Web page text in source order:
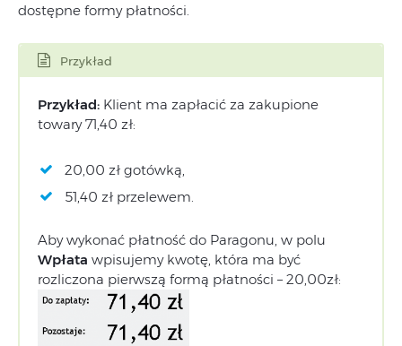
dostępne formy płatności.
Przykład
Przykład: Klient ma zapłacić za zakupione
towary 71,40 zł:
20,00 zł gotówką,
51,40 zł przelewem.
Aby wykonać płatność do Paragonu, w polu
Wpłata wpisujemy kwotę, która ma być
rozliczona pierwszą formą płatności – 20,00zł: